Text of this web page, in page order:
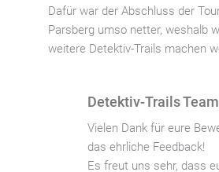
Dafür war der Abschluss der
Parsberg umso netter, weshalb
weitere Detektiv-Trails machen
Detektiv-Trails Team
Vielen Dank für eure
das ehrliche Feedback!
Es freut uns sehr, dass